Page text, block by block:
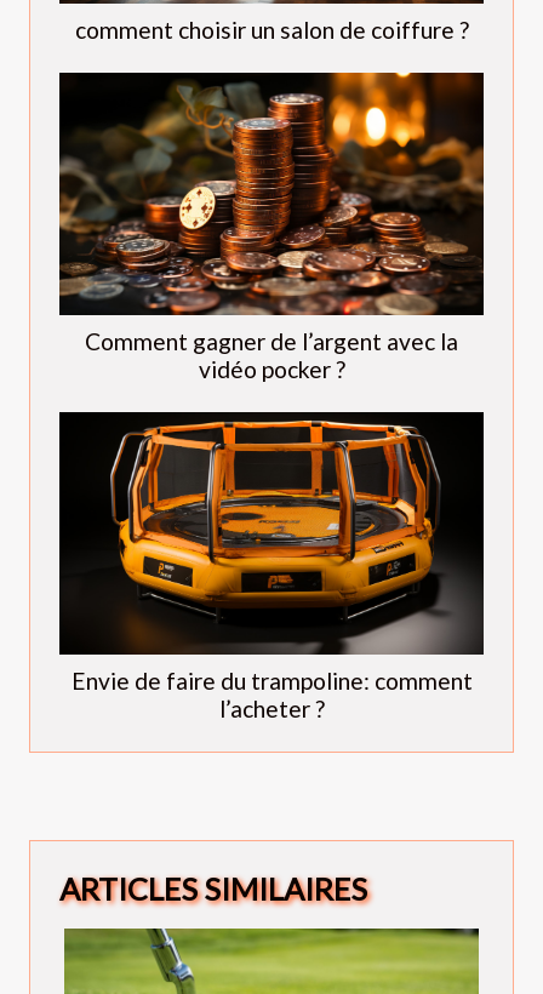
comment choisir un salon de coiffure ?
Comment gagner de l’argent avec la
vidéo pocker ?
Envie de faire du trampoline: comment
l’acheter ?
ARTICLES SIMILAIRES